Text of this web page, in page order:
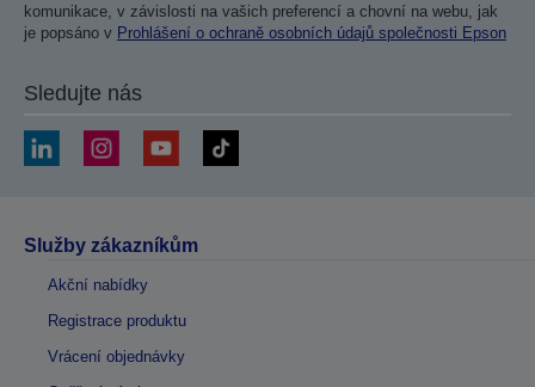
komunikace, v závislosti na vašich preferencí a chovní na webu, jak
je popsáno v Prohlášení o ochraně osobních údajů společnosti Epson
Sledujte nás
Služby zákazníkům
Akční nabídky
Registrace produktu
Vrácení objednávky